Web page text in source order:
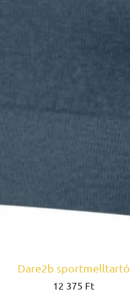
Dare2b sportmelltartó
Ár
12 375 Ft